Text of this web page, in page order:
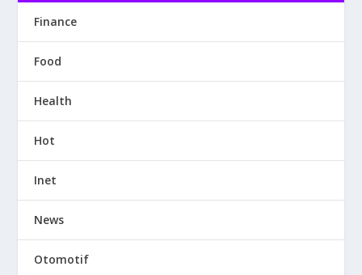
Finance
Food
Health
Hot
Inet
News
Otomotif